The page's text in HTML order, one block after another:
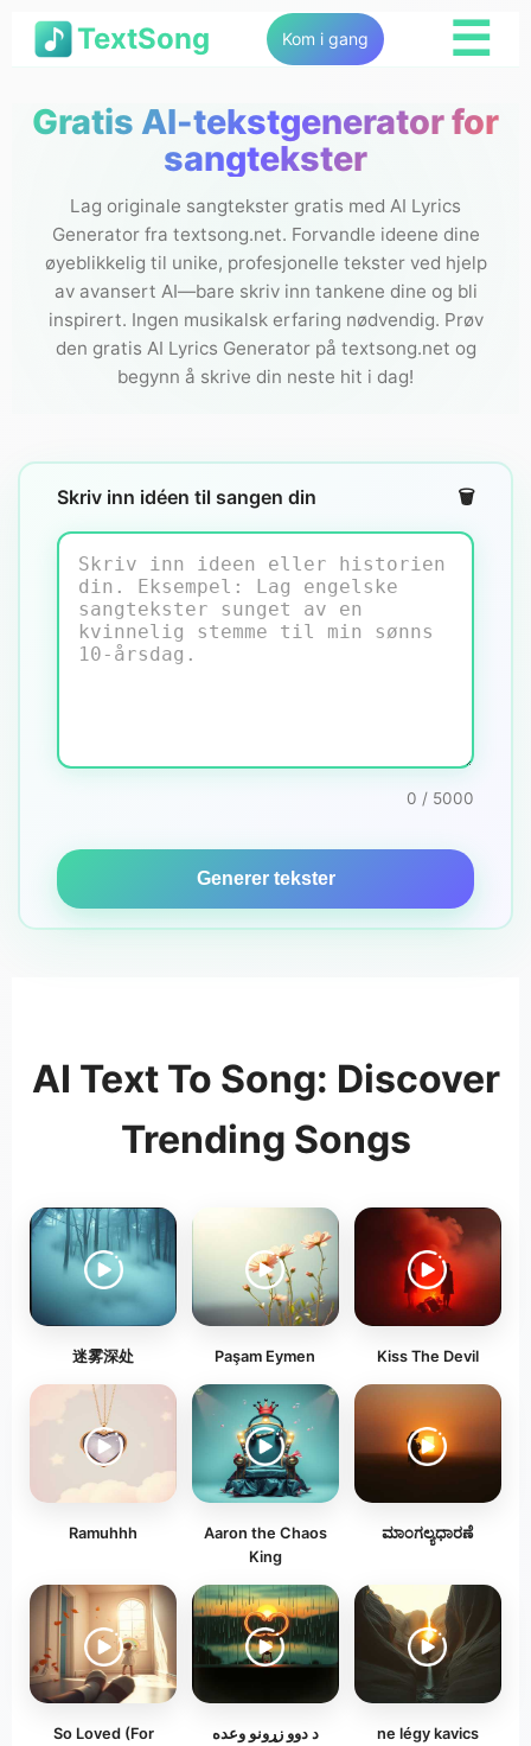
TextSong Kom i gang ☰
Gratis AI-tekstgenerator for
sangtekster
Lag originale sangtekster gratis med AI Lyrics
Generator fra textsong.net. Forvandle ideene dine
øyeblikkelig til unike, profesjonelle tekster ved hjelp
av avansert AI—bare skriv inn tankene dine og bli
inspirert. Ingen musikalsk erfaring nødvendig. Prøv
den gratis AI Lyrics Generator på textsong.net og
begynn å skrive din neste hit i dag!
Skriv inn idéen til sangen din 🗑️
0 / 5000
Generer tekster
AI Text To Song: Discover
Trending Songs
迷雾深处 Paşam Eymen Kiss The Devil
Ramuhhh
Aaron the Chaos
King
ಮಾಂಗಲ್ಯಧಾರಣೆ
So Loved (For
د دوو زړونو وعده ne légy kavics